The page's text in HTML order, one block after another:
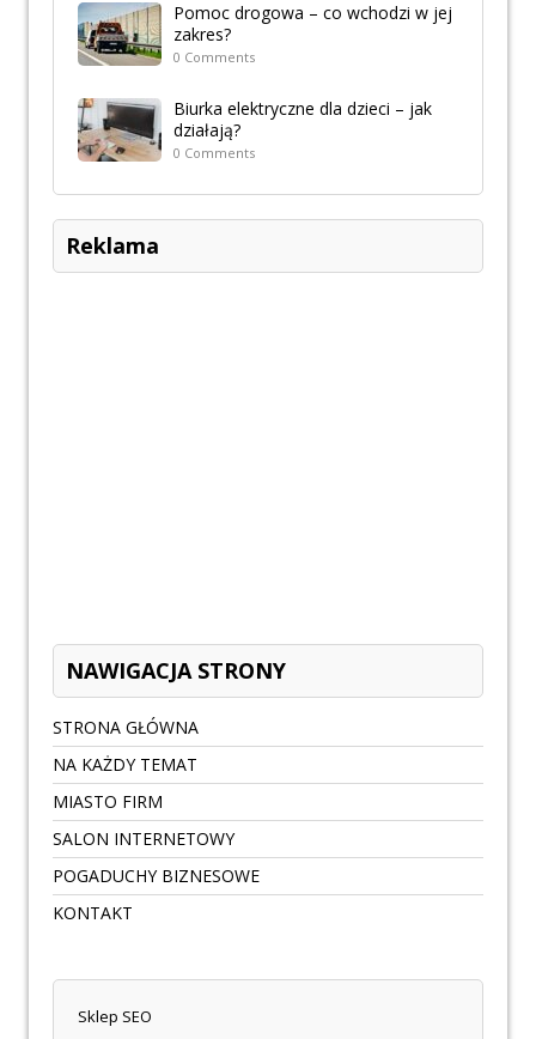
Pomoc drogowa – co wchodzi w jej
zakres?
0 Comments
Biurka elektryczne dla dzieci – jak
działają?
0 Comments
Reklama
NAWIGACJA STRONY
STRONA GŁÓWNA
NA KAŻDY TEMAT
MIASTO FIRM
SALON INTERNETOWY
POGADUCHY BIZNESOWE
KONTAKT
Sklep SEO